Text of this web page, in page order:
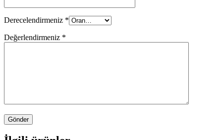
Derecelendirmeniz *
Değerlendirmeniz *